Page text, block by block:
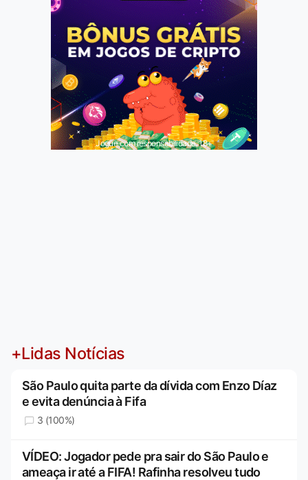
Jogue com responsabilidade. 18+
+Lidas Notícias
São Paulo quita parte da dívida com Enzo Díaz
e evita denúncia à Fifa
3 (100%)
VÍDEO: Jogador pede pra sair do São Paulo e
ameaça ir até a FIFA! Rafinha resolveu tudo